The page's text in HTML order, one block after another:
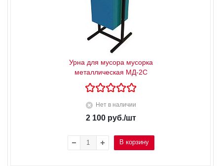
Урна для мусора мусорка
металлическая МД-2С
Нет в наличии
2 100руб./шт
В корзину